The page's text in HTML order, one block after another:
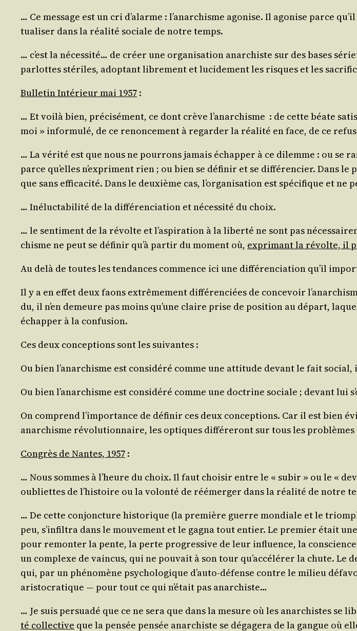
… Ce mes­sage est un cri d’a­larme : l’a­nar­chisme ago­nise. Il ago­nise parce
tua­li­ser dans la réa­li­té sociale de notre temps.
… c’est la néces­si­té… de créer une orga­ni­sa­tion anar­chiste sur des bases
par­lottes sté­riles, adop­tant libre­ment et luci­de­ment les risques et les
Bul­le­tin Inté­rieur mai 1957 :
… Et voi­là bien, pré­ci­sé­ment, ce dont crève l’a­nar­chisme : de cette béate
moi » infor­mu­lé, de ce renon­ce­ment à regar­der la réa­li­té en face, de ce
… La véri­té est que nous ne pour­rons jamais échap­per à ce dilemme : ou se
parce qu’elles n’ex­priment rien ; ou bien se défi­nir et se dif­fé­ren­cier. Dans
que sans effi­ca­ci­té. Dans le deuxième cas, l’or­ga­ni­sa­tion est spé­ci­fique et
… Iné­luc­ta­bi­li­té de la dif­fé­ren­cia­tion et néces­si­té du choix.
… le sen­ti­ment de la révolte et l’as­pi­ra­tion à la liber­té ne sont pas
chisme ne peut se défi­nir qu’à par­tir du moment où, expri­mant la révolte, il
Au delà de toutes les ten­dances com­mence ici une dif­fé­ren­cia­tion qu’il
Il y a en effet deux faons extrê­me­ment dif­fé­ren­ciées de conce­voir
du, il n’en demeure pas moins qu’une claire prise de posi­tion au départ,
échap­per à la confusion.
Ces deux concep­tions sont les suivantes :
Ou bien l’a­nar­chisme est consi­dé­ré comme une atti­tude devant le fait
Ou bien l’a­nar­chisme est consi­dé­ré comme une doc­trine sociale ; devant lui
On com­prend l’im­por­tance de défi­nir ces deux concep­tions. Car il est bien
anar­chisme révo­lu­tion­naire, les optiques dif­fé­re­ront sur tous les
Congrès de Nantes, 1957 :
… Nous sommes à l’heure du choix. Il faut choi­sir entre le « subir » ou le «
oubliettes de l’his­toire ou la volon­té de réémer­ger dans la réa­li­té de notre
… De cette conjonc­ture his­to­rique (la pre­mière guerre mon­diale et le
peu, s’in­fil­tra dans le mou­ve­ment et le gagna tout entier. Le pre­mier était
pour remon­ter la pente, la perte pro­gres­sive de leur influence, la
un com­plexe de vain­cus, qui ne pou­vait à son tour qu’ac­cé­lé­rer la chute. Le
qui, par un phé­no­mène psy­cho­lo­gique d’au­to-défense contre le milieu
aris­to­cra­tique ― pour tout ce qui n’é­tait pas anarchiste…
… Je suis per­sua­dé que ce ne sera que dans la mesure où les anar­chistes se
té col­lec­tive que la pen­sée pen­sée anar­chiste se déga­ge­ra de la gangue où